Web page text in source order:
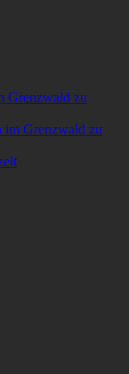
Grenzwald zu
im Grenzwald zu